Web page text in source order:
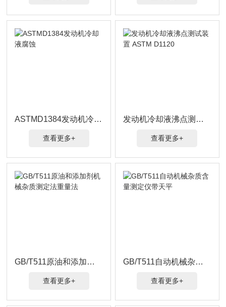
ASTMD1384发动机冷却液腐蚀
查看更多+
发动机冷却液沸点测试装置 ASTM D1120
查看更多+
GB/T511原油和添加剂机械杂质测定法重量法
查看更多+
GB/T511自动机械杂质含量测定仪带天平
查看更多+